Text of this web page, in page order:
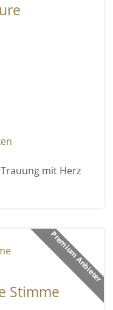
mit Herz
Premium Anbieter
Stimme